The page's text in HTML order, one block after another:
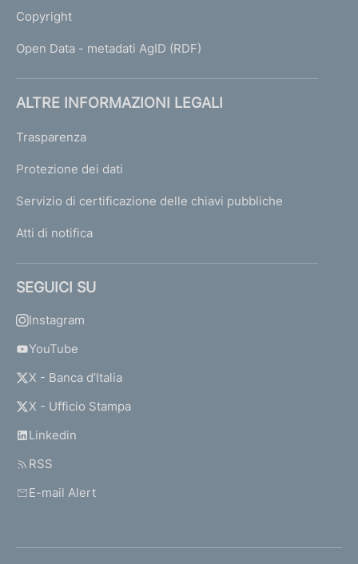
Copyright
Open Data - metadati AgID (RDF)
ALTRE INFORMAZIONI LEGALI
Trasparenza
Protezione dei dati
Servizio di certificazione delle chiavi pubbliche
Atti di notifica
SEGUICI SU
Instagram
YouTube
X - Banca d’Italia
X - Ufficio Stampa
Linkedin
RSS
E-mail Alert